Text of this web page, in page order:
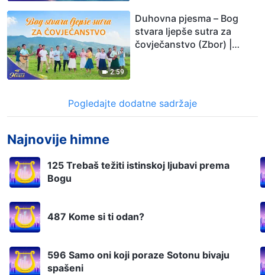
2:59
Duhovna pjesma – Bog
stvara ljepše sutra za
čovječanstvo (Zbor) |
Pogledajte dodatne sadržaje
Najnovije himne
125 Trebaš težiti istinskoj ljubavi prema
Bogu
487 Kome si ti odan?
596 Samo oni koji poraze Sotonu bivaju
spašeni